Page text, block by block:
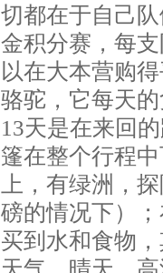
切都在于自己
金积分赛，每
以在大本营购
骆驼，它每天
13天是在来回
篷在整个行程
上，有绿洲，
磅的情况下）
买到水和食物